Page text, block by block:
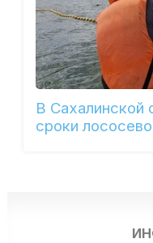
В Сахалинской
сроки